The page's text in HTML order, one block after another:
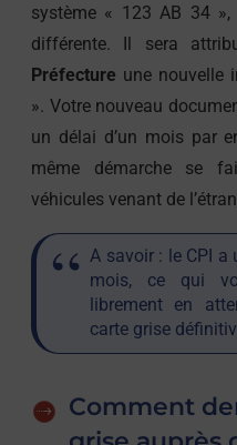
système « 123 AB 34
différente. Il sera
Préfecture une nouvelle
». Votre nouveau
un délai d’un mois par
même démarche se
véhicules venant de
A savoir : le CPI a
mois, ce qui
librement en
carte grise
Comment